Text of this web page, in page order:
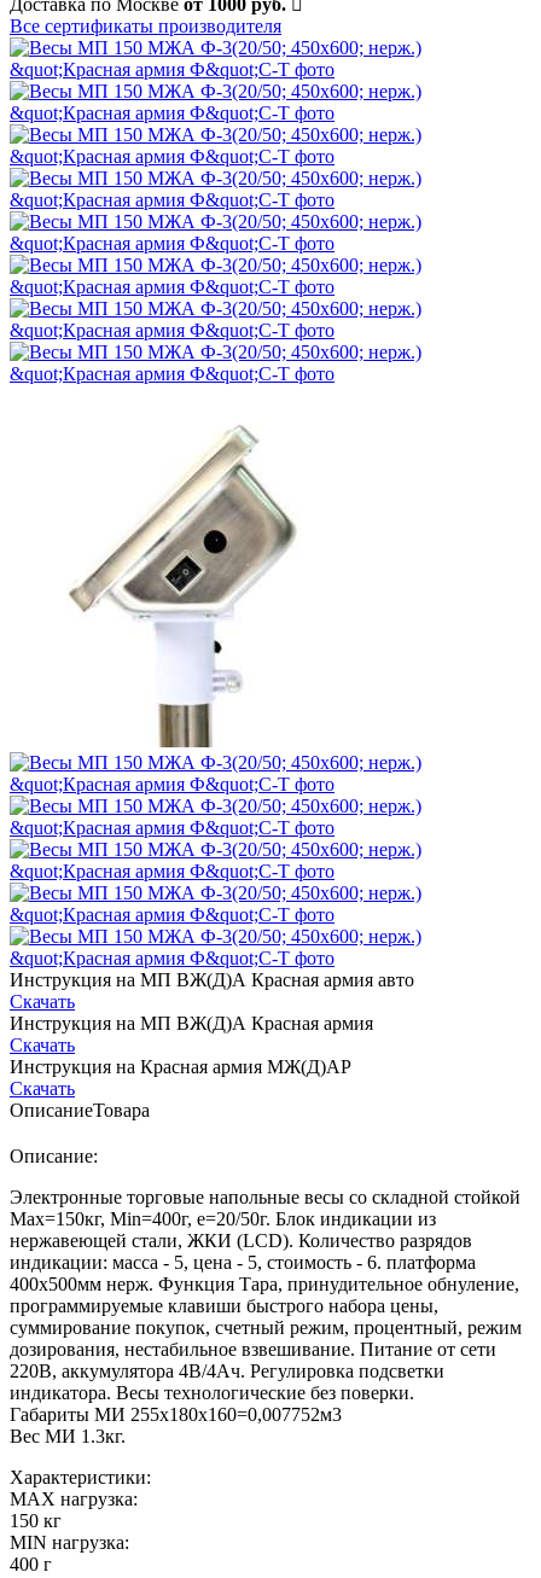
Доставка по Москве от 1000 руб.
Все сертификаты производителя
Инструкция на МП ВЖ(Д)А Красная армия авто
Скачать
Инструкция на МП ВЖ(Д)А Красная армия
Скачать
Инструкция на Красная армия МЖ(Д)АР
Скачать
ОписаниеТовара
Описание:
Электронные торговые напольные весы со складной стойкой
Мах=150кг, Min=400г, e=20/50г. Блок индикации из
нержавеющей стали, ЖКИ (LCD). Количество разрядов
индикации: масса - 5, цена - 5, стоимость - 6. платформа
400х500мм нерж. Функция Тара, принудительное обнуление,
программируемые клавиши быстрого набора цены,
суммирование покупок, счетный режим, процентный, режим
дозирования, нестабильное взвешивание. Питание от сети
220В, аккумулятора 4В/4Ач. Регулировка подсветки
индикатора. Весы технологические без поверки.
Габариты МИ 255х180х160=0,007752м3
Вес МИ 1.3кг.
Характеристики:
MAX нагрузка:
150 кг
MIN нагрузка:
400 г